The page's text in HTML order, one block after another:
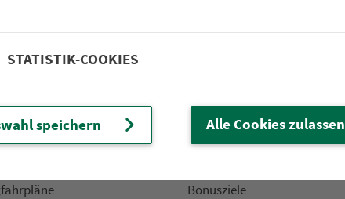
1.100 Linien.
Partner im VGN
Fahrpläne Frei­zeit-Tipps
Bonusziele
STATISTIK-COOKIES
speichern Alle Cookies zulassen